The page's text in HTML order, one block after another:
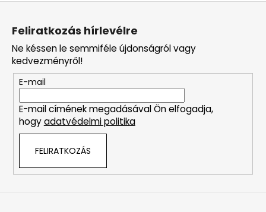
Feliratkozás hírlevélre
Ne késsen le semmiféle újdonságról vagy
kedvezményről!
E-mail
E-mail címének megadásával Ön elfogadja,
hogyadatvédelmi politika
FELIRATKOZÁS